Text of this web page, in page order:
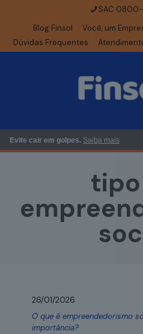
SAC
Blog Finsol
Você, um
Dúvidas Frequentes
Evite cair em golpes. Saiba mais
26/01/2026
O que é empreendedorismo
importância?